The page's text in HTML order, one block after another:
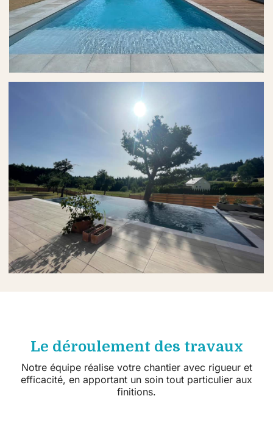
Le déroulement des travaux
Notre équipe réalise votre chantier avec rigueur et
efficacité, en apportant un soin tout particulier aux
finitions.